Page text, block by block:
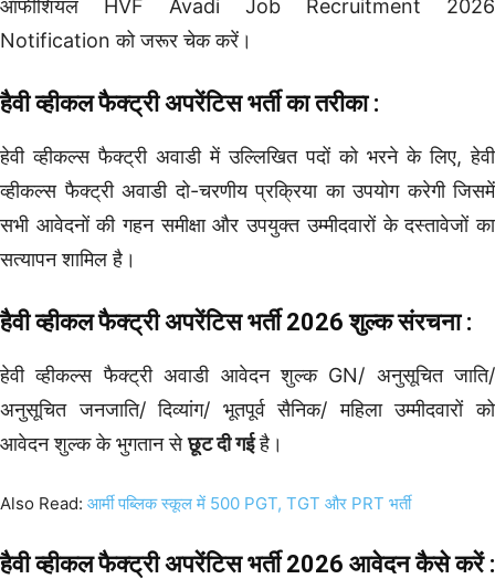
ऑफीशियल HVF Avadi Job Recruitment 2026
Notification को जरूर चेक करें।
हैवी व्हीकल फैक्ट्री अपरेंटिसभर्ती का तरीका :
हेवी व्हीकल्स फैक्ट्री अवाडी में उल्लिखित पदों को भरने के लिए, हेवी
व्हीकल्स फैक्ट्री अवाडी दो-चरणीय प्रक्रिया का उपयोग करेगी जिसमें
सभी आवेदनों की गहन समीक्षा और उपयुक्त उम्मीदवारों के दस्तावेजों का
सत्यापन शामिल है।
हैवी व्हीकल फैक्ट्री अपरेंटिस भर्ती 2026 शुल्क संरचना :
हेवी व्हीकल्स फैक्ट्री अवाडी आवेदन शुल्क GN/ अनुसूचित जाति/
अनुसूचित जनजाति/ दिव्यांग/ भूतपूर्व सैनिक/ महिला उम्मीदवारों को
आवेदन शुल्क के भुगतान सेछूट दी गईहै।
Also Read: आर्मी पब्लिक स्कूल में 500 PGT, TGT और PRT भर्ती
हैवी व्हीकल फैक्ट्री अपरेंटिस भर्ती 2026 आवेदन कैसे करें :